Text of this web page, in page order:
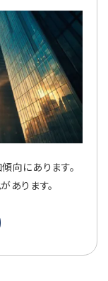
向にあります。
あります。